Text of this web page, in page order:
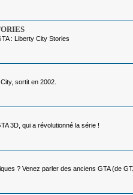
: Liberty City Stories
sortit en 2002.
3D, qui a révolutionné la série !
? Venez parler des anciens GTA (de